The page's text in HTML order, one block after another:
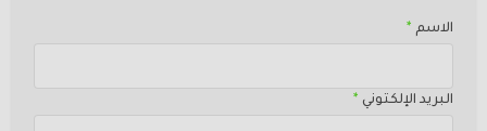
الاسم *
البريد الإلكتوني *